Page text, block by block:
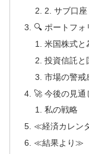
2. サブ口座
🔍 ポートフォ
米国株式と
投資信託と
市場の警戒
🚀 今後の見通
私の戦略
≪経済カレン
≪結果より≫